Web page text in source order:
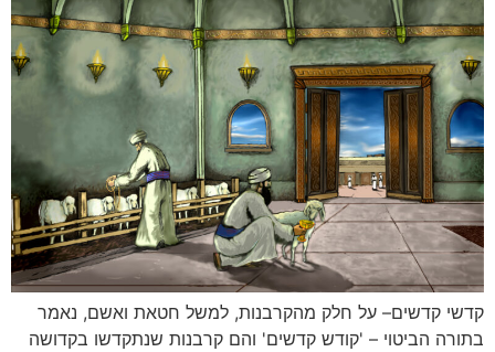
קדשי קדשים– על חלק מהקרבנות, למשל חטאת ואשם, נאמר
בתורה הביטוי – 'קודש קדשים' והם קרבנות שנתקדשו בקדושה